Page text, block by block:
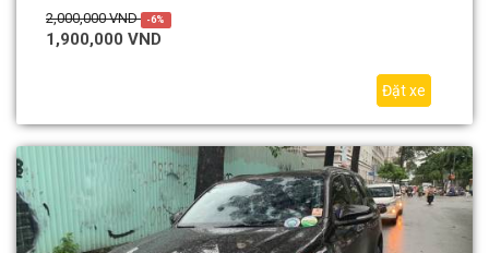
2,000,000 VND -6%
1,900,000 VND
Đặt xe